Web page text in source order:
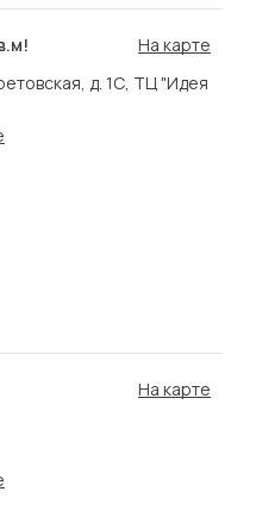
На карте
д. 1С, ТЦ "Идея
На карте